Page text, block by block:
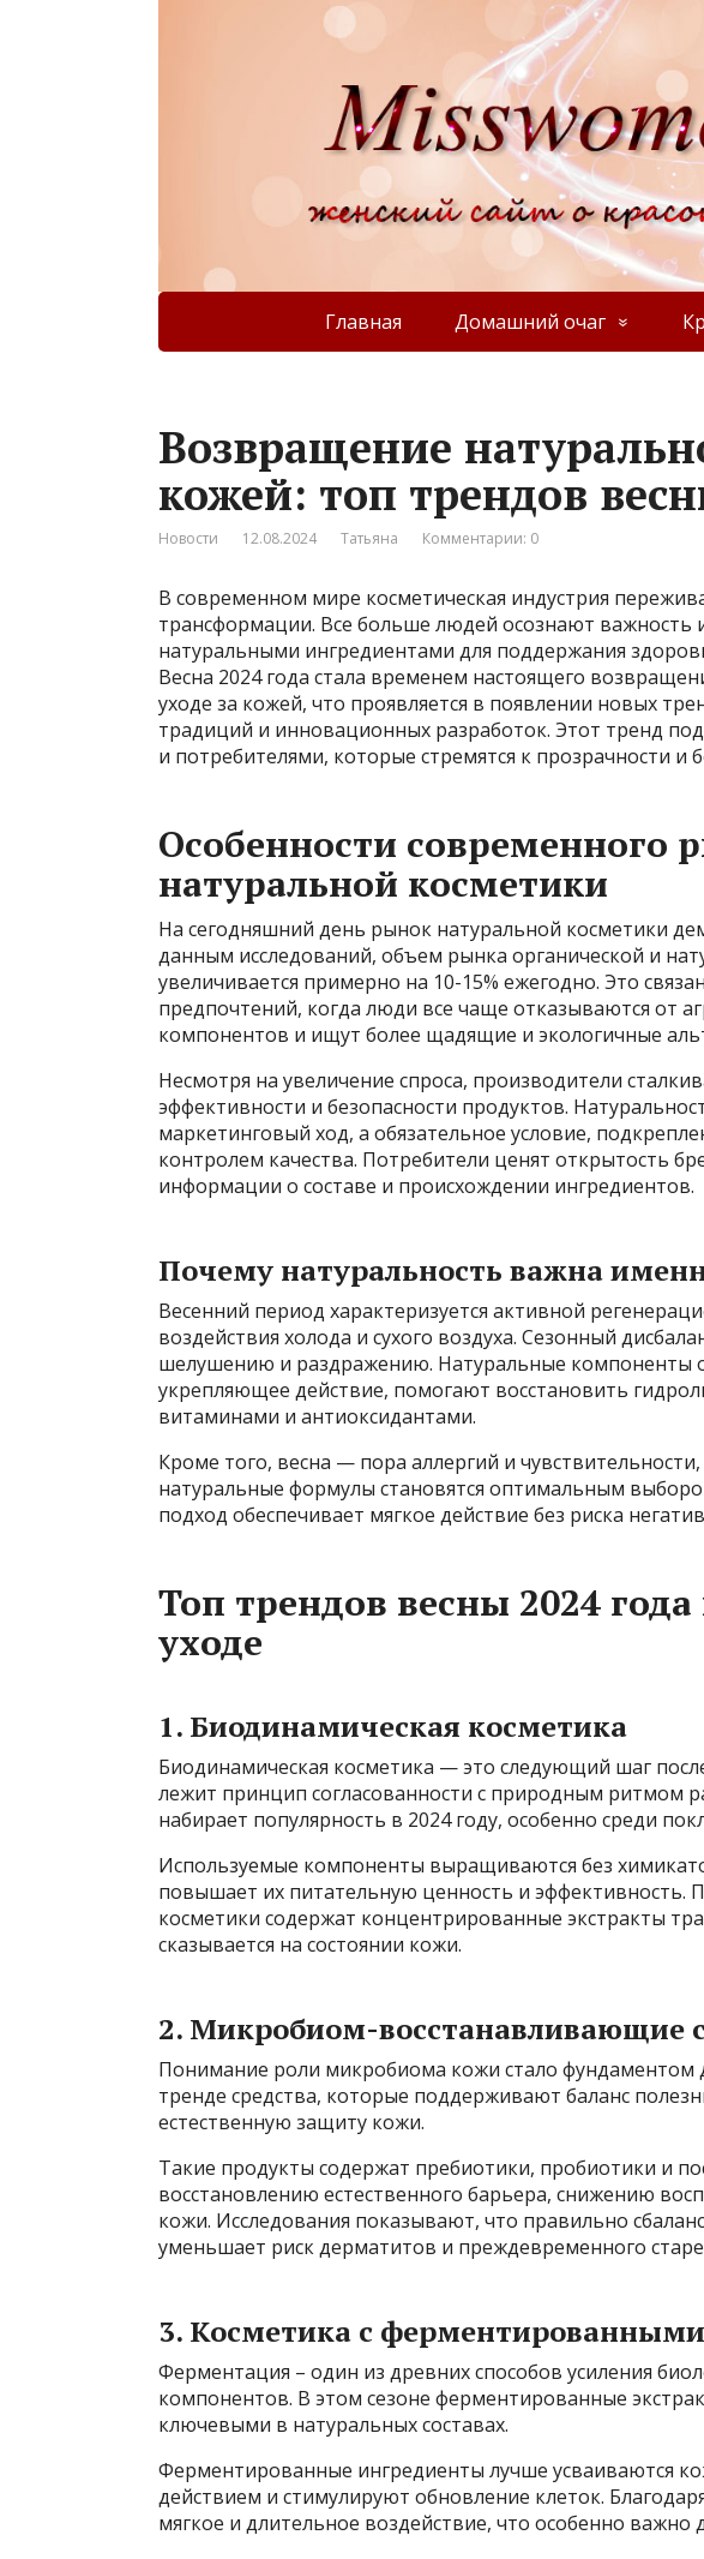
Главная Домашний очаг
Возвращение
кожей: топ трендов
Новости 12.08.2024 Татьяна Комментарии: 0
В современном мире косметическая индустрия
трансформации. Все больше людей осознают важность
натуральными ингредиентами для поддержания
Весна 2024 года стала временем настоящего
уходе за кожей, что проявляется в появлении новых
традиций и инновационных разработок. Этот тренд
и потребителями, которые стремятся к прозрачности и
Особенности современного
натуральной косметики
На сегодняшний день рынок натуральной косметики
данным исследований, объем рынка органической и
увеличивается примерно на 10-15% ежегодно. Это
предпочтений, когда люди все чаще отказываются от
компонентов и ищут более щадящие и экологичные
Несмотря на увеличение спроса, производители
эффективности и безопасности продуктов.
маркетинговый ход, а обязательное условие,
контролем качества. Потребители ценят открытость
информации о составе и происхождении ингредиентов.
Почему натуральность важна
Весенний период характеризуется активной
воздействия холода и сухого воздуха. Сезонный
шелушению и раздражению. Натуральные компоненты
укрепляющее действие, помогают восстановить
витаминами и антиоксидантами.
Кроме того, весна — пора аллергий и
натуральные формулы становятся оптимальным
подход обеспечивает мягкое действие без риска
Топ трендов весны 2024
уходе
1. Биодинамическая косметика
Биодинамическая косметика — это следующий шаг
лежит принцип согласованности с природным ритмом
набирает популярность в 2024 году, особенно среди
Используемые компоненты выращиваются без
повышает их питательную ценность и эффективность.
косметики содержат концентрированные экстракты
сказывается на состоянии кожи.
2. Микробиом-восстанавливающие
Понимание роли микробиома кожи стало фундаментом
тренде средства, которые поддерживают баланс
естественную защиту кожи.
Такие продукты содержат пребиотики, пробиотики и
восстановлению естественного барьера, снижению
кожи. Исследования показывают, что правильно
уменьшает риск дерматитов и преждевременного
3. Косметика с
Ферментация – один из древних способов усиления
компонентов. В этом сезоне ферментированные
ключевыми в натуральных составах.
Ферментированные ингредиенты лучше усваиваются
действием и стимулируют обновление клеток.
мягкое и длительное воздействие, что особенно важно